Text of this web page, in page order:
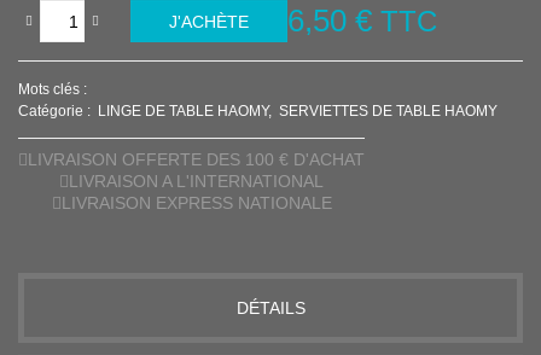
J'ACHÈTE 6,50 € TTC
Mots clés :
Catégorie : LINGE DE TABLE HAOMY SERVIETTES DE TABLE HAOMY
LIVRAISON OFFERTE DES 100 € D'ACHAT
LIVRAISON A L'INTERNATIONAL
LIVRAISON EXPRESS NATIONALE
DÉTAILS